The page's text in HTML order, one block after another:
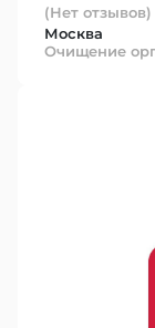
(Нет отзывов)
Москва
Очищение